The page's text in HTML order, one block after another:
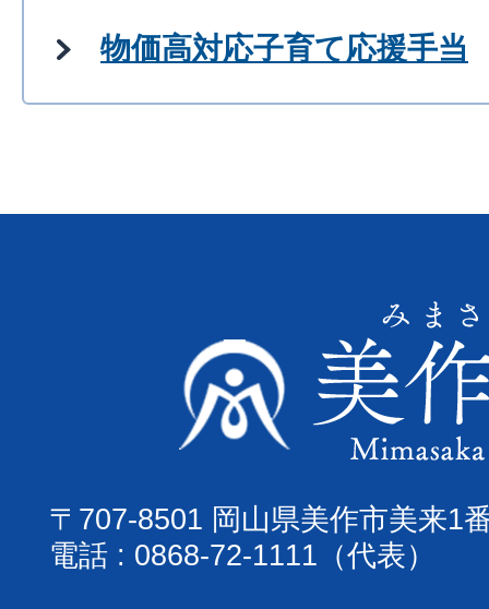
物価高対応子育て応援手当
〒707-8501 岡山県美作市美来1
電話 : 0868-72-1111（代表）